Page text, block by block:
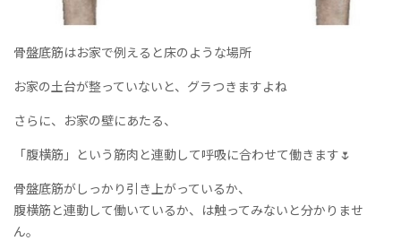
骨盤底筋はお家で例えると床のような場所
お家の土台が整っていないと、グラつきますよね
さらに、お家の壁にあたる、
「腹横筋」という筋肉と連動して呼吸に合わせて働きます🌷
骨盤底筋がしっかり引き上がっているか、
腹横筋と連動して働いているか、は触ってみないと分かりませ
ん。